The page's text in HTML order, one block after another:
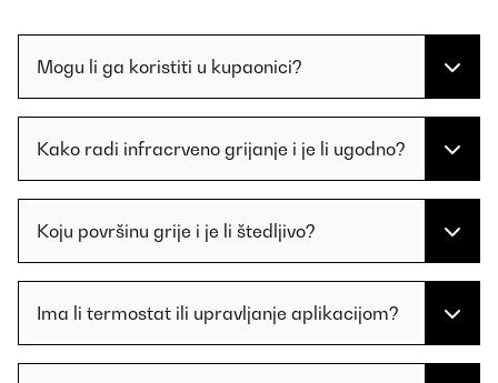
Mogu li ga koristiti u kupaonici?
Kako radi infracrveno grijanje i je li ugodno?
Koju površinu grije i je li štedljivo?
Ima li termostat ili upravljanje aplikacijom?